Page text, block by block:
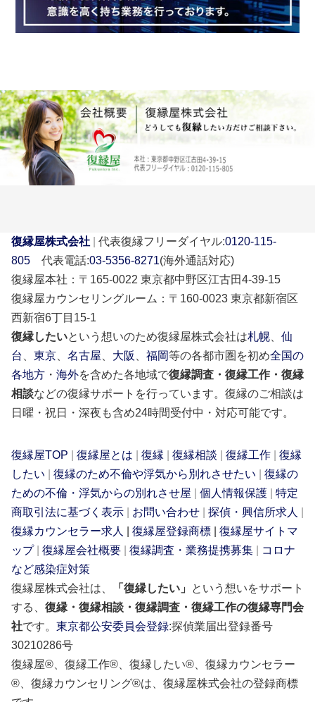
復縁屋株式会社 代表復縁フリーダイヤル:0120-115-
805 代表電話:03-5356-8271(海外通話対応)
復縁屋本社：〒165-0022 東京都中野区江古田4-39-15
復縁屋カウンセリングルーム：〒160-0023 東京都新宿区
西新宿6丁目15-1
復縁したいという想いのため復縁屋株式会社は札幌
仙
台
東京 名古屋 大阪 福岡等の各都市圏を初め全国の
各地方 ・ 海外を含めた各地域で復縁調査・復縁工作・復縁
相談などの復縁サポートを行っています。復縁のご相談は
日曜・祝日・深夜も含め24時間受付中・対応可能です。
復縁屋TOP 復縁屋とは 復縁 復縁相談 復縁工作
復縁
したい
復縁のため不倫や浮気から別れさせたい
復縁の
ための不倫・浮気からの別れさせ屋
個人情報保護
特定
商取引法に基づく表示
お問い合わせ 探偵・興信所求人
復縁カウンセラー求人
復縁屋登録商標
復縁屋サイトマ
ップ| 復縁屋会社概要 復縁調査・業務提携募集
コロナ
など感染症対策
復縁屋株式会社は、
「復縁したい」
という想いをサポート
する、 復縁・復縁相談・復縁調査・復縁工作の復縁専門会
社です。 東京都公安委員会登録:探偵業届出登録番号
30210286号
復縁屋®、復縁工作®、復縁したい®、復縁カウンセラー
®、復縁カウンセリング®は、復縁屋株式会社の登録商標